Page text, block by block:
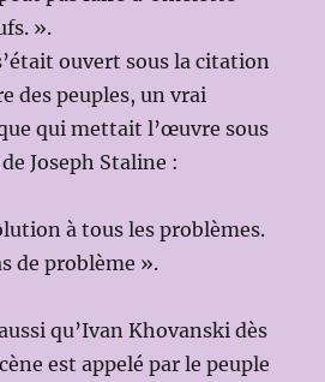
».
ouvert sous la citation
des peuples, un vrai
qui mettait l’œuvre sous
Joseph Staline :
à tous les problèmes.
de problème ».
qu’Ivan Khovanski dès
est appelé par le peuple